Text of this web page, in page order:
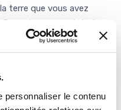
personnaliser le contenu
terre que vous avez
cm de copeau de bois ou
l'humidité, enrichir et
important est d’adapter
les plantes de terrains